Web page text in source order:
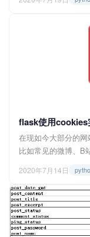
示，十天之前的不显
是ECharts，为了
跟大家分享一下吧
flask使用cookies
在现如今大部分的网
比如常见的微博、B
功能有非常多种方式
对多关系设计一个
用于储存点赞过的
网站，也是可以通
2020年7月14日